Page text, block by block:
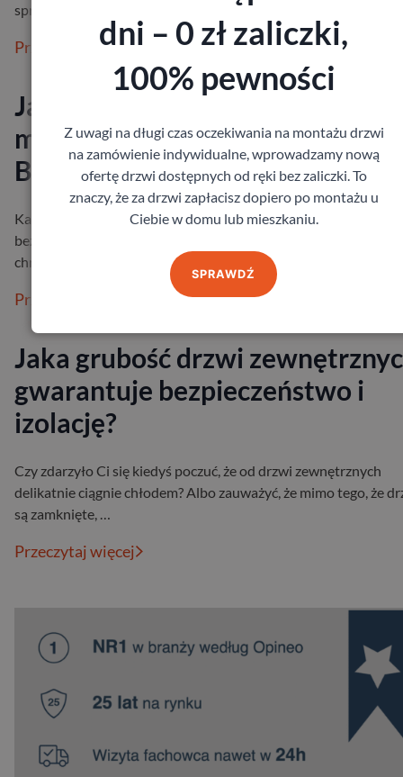
sprawdzają …
Przeczytaj więcej
Jakie drzwi wejściowe do
mieszkania wybrać?
Bezpieczeństwo i izolacja
Każdy z nas chce czuć się we własnym mieszkaniu spokojnie i
bezpiecznie. Drzwi wejściowe odgrywają w tym ogromną rolę –
chronią przed hałase…
Przeczytaj więcej
Jaka grubość drzwi
gwarantuje bezpieczeństwo i
izolację?
Czy zdarzyło Ci się kiedyś poczuć, że od drzwi zewnętrznych
delikatnie ciągnie chłodem? Albo zauważyć, że mimo tego, że
są zamknięte, …
Przeczytaj więcej
dni – 0 zł zaliczki,
100% pewności
Z uwagi na długi czas oczekiwania na montażu drzwi
na zamówienie indywidualne, wprowadzamy nową
ofertę drzwi dostępnych od ręki bez zaliczki. To
znaczy, że za drzwi zapłacisz dopiero po montażu u
Ciebie w domu lub mieszkaniu.
SPRAWDŹ